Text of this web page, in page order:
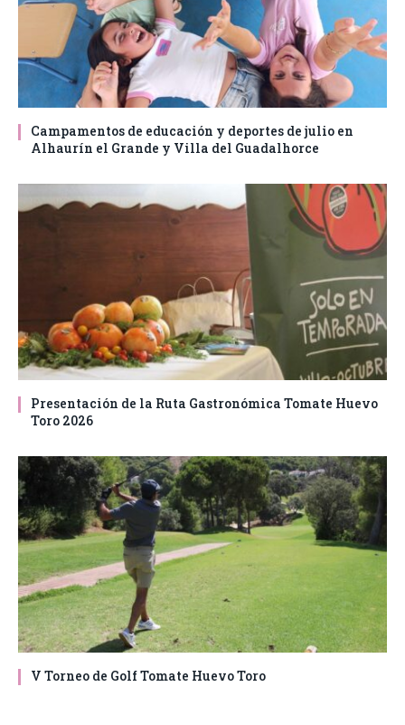
Campamentos de educación y deportes de julio en
Alhaurín el Grande y Villa del Guadalhorce
Presentación de la Ruta Gastronómica Tomate Huevo
Toro 2026
V Torneo de Golf Tomate Huevo Toro